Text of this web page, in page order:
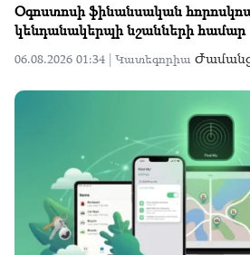
Օգոստոսի ֆինանսական
կենդանակերպի նշանների համար
06.08.2026 01:34 | Կատեգորիա